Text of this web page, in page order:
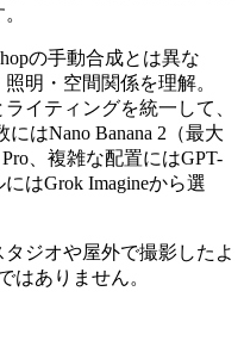
の手動合成とは異な
明・空間関係を理解。
イティングを統一して、
はNano Banana 2（最大
、複雑な配置にはGPT-
はGrok Imagineから選
ジオや屋外で撮影したよ
はありません。